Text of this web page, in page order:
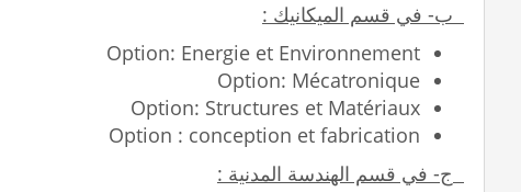
ب- في قسم الميكانيك :
Option: Energie et Environnement
Option: Mécatronique
Option: Structures et Matériaux
Option : conception et fabrication
ج- في قسم الهندسة المدنية :